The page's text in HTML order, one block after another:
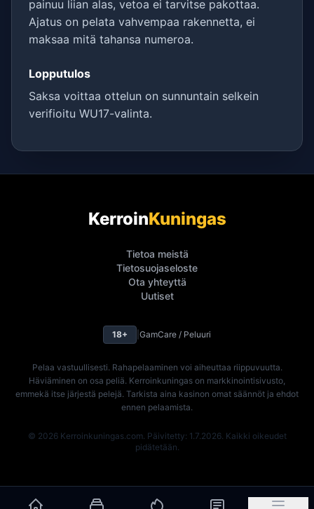
painuu liian alas, vetoa ei tarvitse pakottaa.
Ajatus on pelata vahvempaa rakennetta, ei
maksaa mitä tahansa numeroa.
Lopputulos
Saksa voittaa ottelun on sunnuntain selkein
verifioitu WU17-valinta.
KerroinKuningas
Tietoa meistä
Tietosuojaseloste
Ota yhteyttä
Uutiset
18+ GamCare / Peluuri
Pelaa vastuullisesti. Rahapelaaminen voi aiheuttaa riippuvuutta.
Häviäminen on osa peliä. Kerroinkuningas on markkinointisivusto,
emmekä itse järjestä pelejä. Tarkista aina kasinon omat säännöt ja ehdot
ennen pelaamista.
© 2026 Kerroinkuningas.com. Päivitetty: 1.7.2026. Kaikki oikeudet
pidätetään.